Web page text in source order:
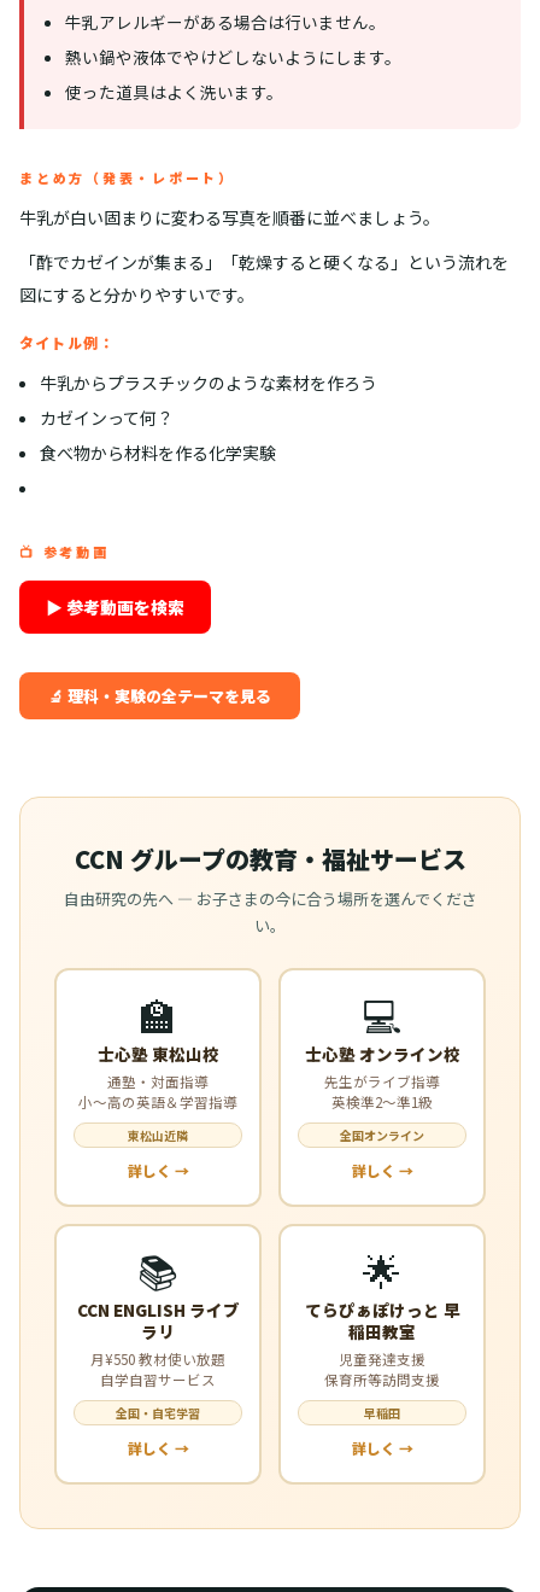
牛乳アレルギーがある場合は行いません。
熱い鍋や液体でやけどしないようにします。
使った道具はよく洗います。
まとめ方（発表・レポート）
牛乳が白い固まりに変わる写真を順番に並べましょう。
「酢でカゼインが集まる」「乾燥すると硬くなる」という流れを
図にすると分かりやすいです。
タイトル例：
牛乳からプラスチックのような素材を作ろう
カゼインって何？
食べ物から材料を作る化学実験
📺 参考動画
▶ 参考動画を検索
🔬 理科・実験の全テーマを見る
CCN グループの教育・福祉サービス
自由研究の先へ — お子さまの今に合う場所を選んでくださ
い。
🏫
士心塾 東松山校
通塾・対面指導
小〜高の英語＆学習指導
東松山近隣
詳しく →
💻
士心塾 オンライン校
先生がライブ指導
英検準2〜準1級
全国オンライン
詳しく →
📚
CCN ENGLISH ライブ
ラリ
月¥550 教材使い放題
自学自習サービス
全国・自宅学習
詳しく →
🌟
てらぴぁぽけっと 早
稲田教室
児童発達支援
保育所等訪問支援
早稲田
詳しく →